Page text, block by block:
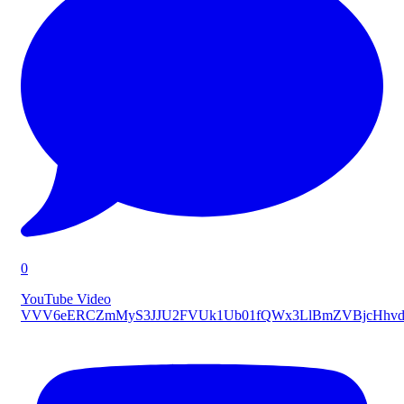
0
YouTube Video